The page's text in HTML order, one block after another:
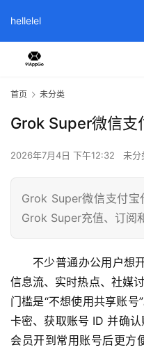
首页 未分类
Grok Super微信支
2026年7月4日 下午12:32 未分
Grok Super微信支付
Grok Super充值、订阅
不少普通办公用户想
信息流、实时热点、社媒
门槛是“不想使用共享账
卡密、获取账号 ID 并确认
会员开到常用账号后更方
hellelel